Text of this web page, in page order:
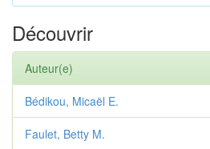
Découvrir
Auteur(e)
Bédikou, Micaël E.
Faulet, Betty M.